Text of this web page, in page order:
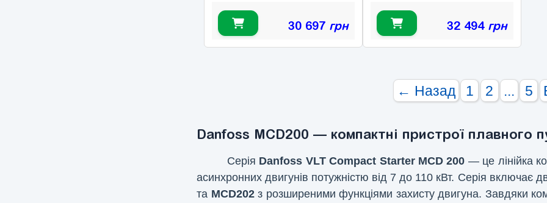
30 697 грн 32 494грн
← Назад 1 2 ... 5
Danfoss MCD200 — компактні пристрої плавного
Серія Danfoss VLT Compact Starter MCD 200 — це лінійка
асинхронних двигунів потужністю від 7 до 110 кВт. Серія включає
та MCD202з розширеними функціями захисту двигуна. Завдяки